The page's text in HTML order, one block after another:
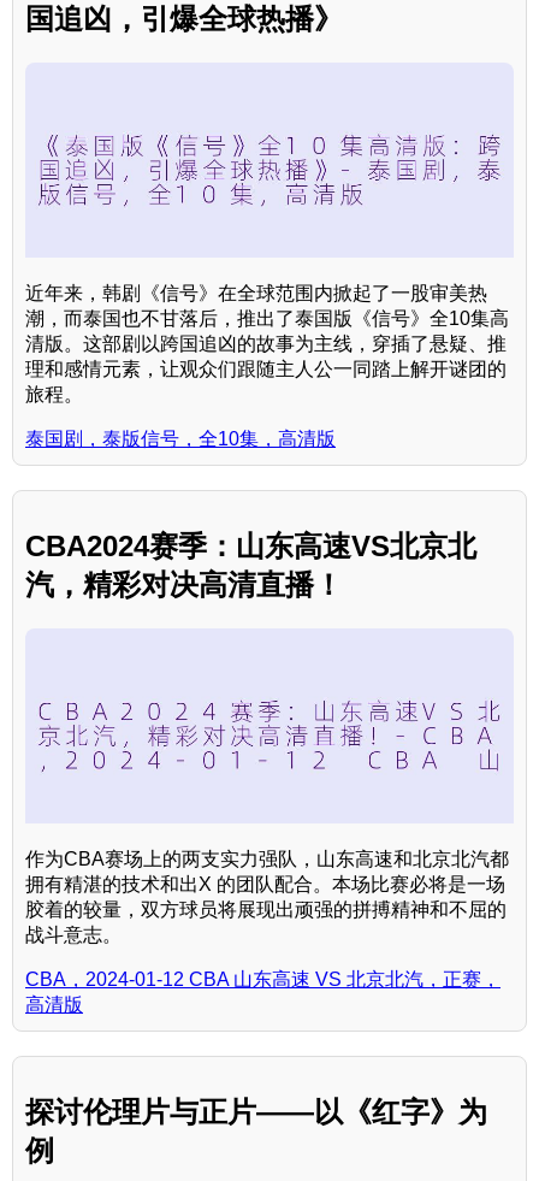
国追凶，引爆全球热播》
近年来，韩剧《信号》在全球范围内掀起了一股审美热
潮，而泰国也不甘落后，推出了泰国版《信号》全10集高
清版。这部剧以跨国追凶的故事为主线，穿插了悬疑、推
理和感情元素，让观众们跟随主人公一同踏上解开谜团的
旅程。
泰国剧，泰版信号，全10集，高清版
CBA2024赛季：山东高速VS北京北
汽，精彩对决高清直播！
作为CBA赛场上的两支实力强队，山东高速和北京北汽都
拥有精湛的技术和出X 的团队配合。本场比赛必将是一场
胶着的较量，双方球员将展现出顽强的拼搏精神和不屈的
战斗意志。
CBA，2024-01-12 CBA 山东高速 VS 北京北汽，正赛，
高清版
探讨伦理片与正片——以《红字》为
例